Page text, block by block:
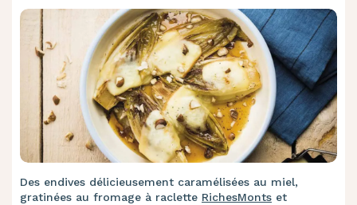
Des endives délicieusement caramélisées au miel,
gratinées au fromage à raclette RichesMonts et